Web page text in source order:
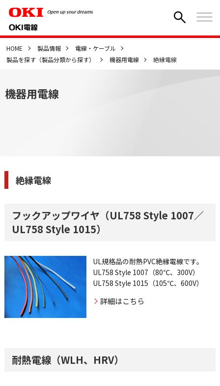
HOME 製品情報
電線・ケーブル
製品を探す（製品分類から探す）
機器用電線 絶縁電線
機器用電線
絶縁電線
フックアップワイヤ（UL758 Style 1007／
UL758 Style 1015）
UL規格品の耐熱PVC絶縁電線です。
UL758 Style 1007（80℃、300V）
UL758 Style 1015（105℃、600V）
詳細はこちら
耐熱電線（WLH、HRV）